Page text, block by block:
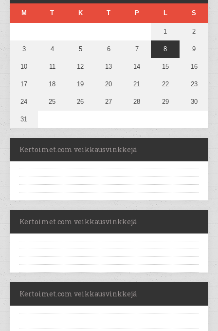
M T K T P L S
1 2
3 4 5 6 7 8 9
10 11 12 13 14 15 16
17 18 19 20 21 22 23
24 25 26 27 28 29 30
31
Kertoimet.com veikkausvinkkejä
Kertoimet.com veikkausvinkkejä
Kertoimet.com veikkausvinkkejä